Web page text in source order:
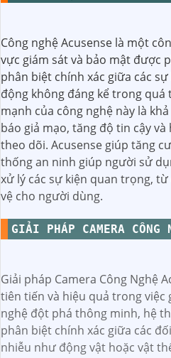
Công nghệ Acusense là một
vực giám sát và bảo mật được
phân biệt chính xác giữa các
động không đáng kể trong
mạnh của công nghệ này là
báo giả mạo, tăng độ tin cậy
theo dõi. Acusense giúp tăng
thống an ninh giúp người sử
xử lý các sự kiện quan trọng,
vệ cho người dùng.
GIẢI PHÁP CAMERA CÔNG
Giải pháp Camera Công Nghệ
tiên tiến và hiệu quả trong việc
nghệ đột phá thông minh, hệ
phân biệt chính xác giữa các
nhiễu như động vật hoặc vật